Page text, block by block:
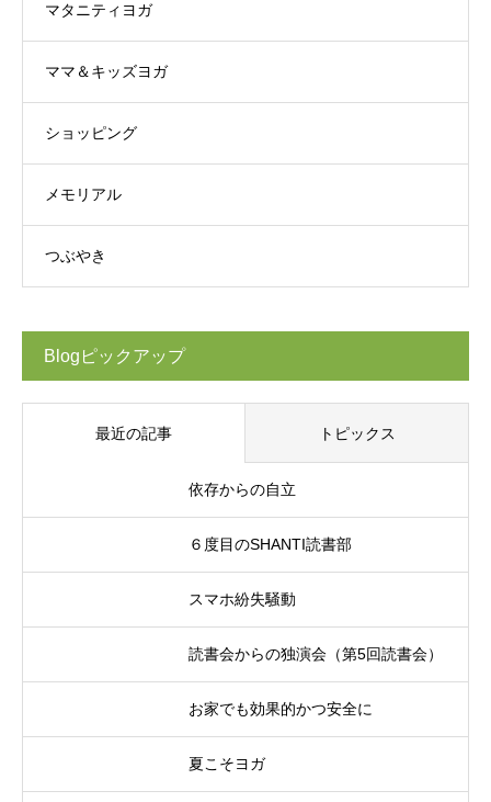
マタニティヨガ
ママ＆キッズヨガ
ショッピング
メモリアル
つぶやき
Blogピックアップ
最近の記事 トピックス
依存からの自立
６度目のSHANTI読書部
スマホ紛失騒動
読書会からの独演会（第5回読書会）
お家でも効果的かつ安全に
夏こそヨガ